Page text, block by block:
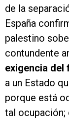
de la
España
palestino
contundente
exigencia del
a un Estado
porque está
tal